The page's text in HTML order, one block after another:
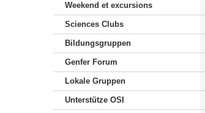
Weekend et excursions
Sciences Clubs
Bildungsgruppen
Genfer Forum
Lokale Gruppen
Unterstütze OSI